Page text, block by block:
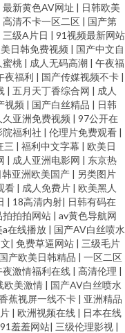
最新黄色AV网址 | 日韩欧美
高清不卡一区二区 | 国产第
三级A片日 | 91视频最新网站
日韩免费视频 | 国产中文自
蜜桃 | 成人无码高潮 | 午夜福
夜福利 | 国产传媒视频不卡 |
| 五月天丁香综合网 | 成人
视频 | 国产白丝精品 | 日韩
久亚洲免费视频 | 97公开在
院福利社 | 伦理片免费观看 |
三 | 福利中文字幕 | 欧美日
| 成人亚洲电影网 | 东京热
韩亚洲欧美国产 | 另类图片
看 | 成人免费片 | 欧美黑人
| 18高清内射| 日韩有码在
拍拍拍网站 | av黄色导航网
a在线播放 | 国产AV白丝喷水
| 免费草逼网站 | 三级毛片
国产欧美日韩精品 | 一区二区
夜激情福利在线 | 高清伦理 |
欧美激情 | 国产AV白丝喷水
蕉视屏一线不卡 | 亚洲精品
| 欧洲视频在线 | 日本在线
91羞羞网站| 三级伦理影视 |